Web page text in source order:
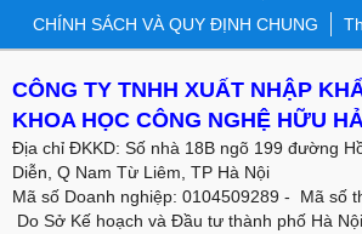
CHÍNH SÁCH VÀ QUY ĐỊNH CHUNG
CÔNG TY TNHH XUẤT NHẬP
KHOA HỌC CÔNG NGHỆ HỮU
Địa chỉ ĐKKD: Số nhà 18B ngõ 199 đường
Diễn, Q Nam Từ Liêm, TP Hà Nội
Mã số Doanh nghiệp: 0104509289 - Mã số
Do Sở Kế hoạch và Đầu tư thành phố Hà